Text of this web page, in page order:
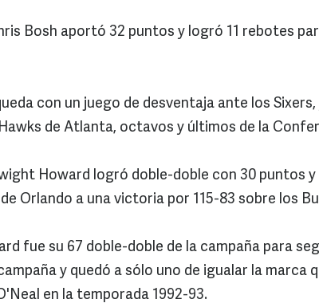
Bosh aportó 32 puntos y logró 11 rebotes
con un juego de desventaja ante los
de Atlanta, octavos y últimos de la
Howard logró doble-doble con 30 puntos
Orlando a una victoria por 115-83 sobre los
fue su 67 doble-doble de la campaña para
y quedó a sólo uno de igualar la marca
en la temporada 1992-93.